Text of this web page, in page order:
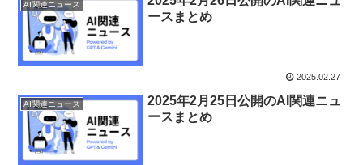
AI関連ニュース
ースまとめ
2025.02.27
AI関連ニュース
2025年2月25日公開のAI関連ニュ
ースまとめ